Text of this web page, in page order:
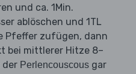
und ca. 1Min.
ablöschen und 1TL
Pfeffer zufügen, dann
bei mittlerer Hitze 8–
der Perlencouscous gar